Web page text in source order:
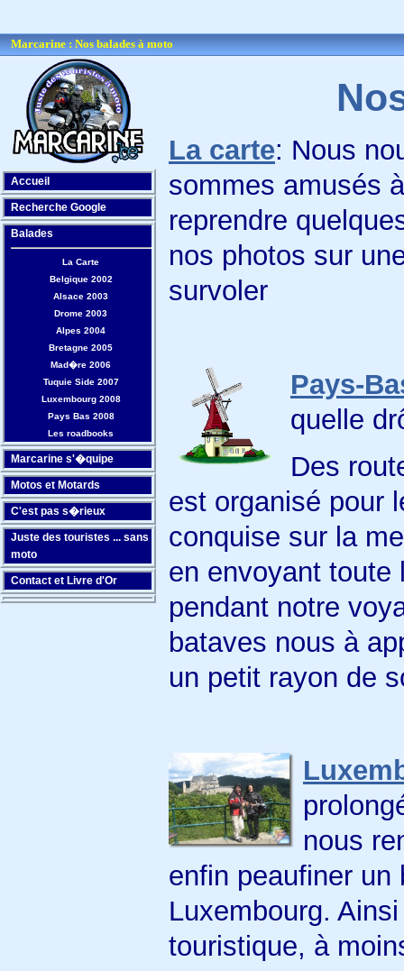
Marcarine : Nos balades à moto
La carte: Nous
sommes amusés à
reprendre
nos photos sur
survoler
Pays-
quelle
Des
est organisé pour
conquise sur la
en envoyant toute
pendant notre
bataves nous à
un petit rayon de
nous
enfin peaufiner un
Luxembourg.
touristique, à
Accueil
Recherche Google
Balades
La Carte
Belgique 2002
Alsace 2003
Drome 2003
Alpes 2004
Bretagne 2005
Mad�re 2006
Tuquie Side 2007
Luxembourg 2008
Pays Bas 2008
Les roadbooks
Marcarine s'�quipe
Motos et Motards
C'est pas s�rieux
Juste des touristes ... sans
moto
Contact et Livre d'Or